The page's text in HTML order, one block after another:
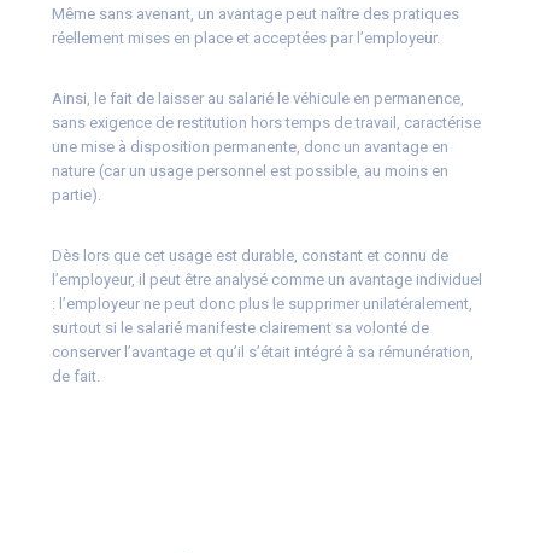
Même sans avenant, un avantage peut naître des pratiques
réellement mises en place et acceptées par l’employeur.
Ainsi, le fait de laisser au salarié le véhicule en permanence,
sans exigence de restitution hors temps de travail, caractérise
une mise à disposition permanente, donc un avantage en
nature (car un usage personnel est possible, au moins en
partie).
Dès lors que cet usage est durable, constant et connu de
l’employeur, il peut être analysé comme un avantage individuel
: l’employeur ne peut donc plus le supprimer unilatéralement,
surtout si le salarié manifeste clairement sa volonté de
conserver l’avantage et qu’il s’était intégré à sa rémunération,
de fait.